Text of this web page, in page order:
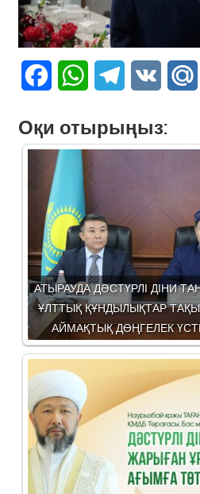
FacebookWhatsAppTelegram
VK
Оқи отырыңыз:
АТЫРАУДА ДӘСТҮРЛІ ДІНИ
ҰЛТТЫҚ ҚҰНДЫЛЫҚТАР
АЙМАҚТЫҚ ДӨҢГЕЛЕК